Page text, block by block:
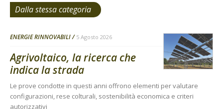
Dalla stessa categoria
ENERGIE RINNOVABILI 5 Agosto 2026
Agrivoltaico, la ricerca che
indica la strada
Le prove condotte in questi anni offrono elementi per valutare
configurazioni, rese colturali, sostenibilità economica e criteri
autorizzativi